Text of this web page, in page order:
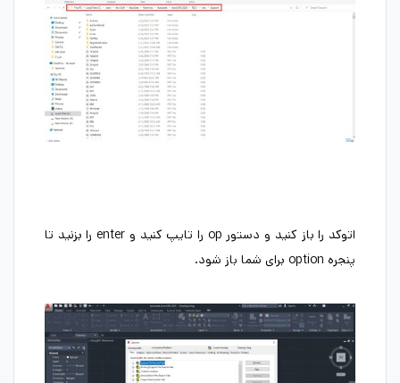
اتوکد را باز کنید و دستور op را تایپ کنید و enter را بزنید تا
پنجره option برای شما باز شود.